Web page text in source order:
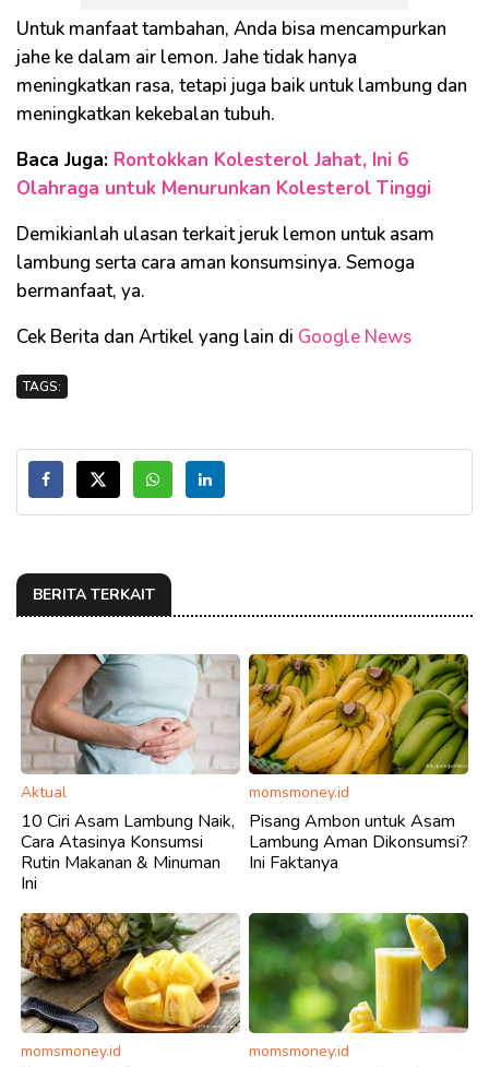
Untuk manfaat tambahan, Anda bisa mencampurkan
jahe ke dalam air lemon. Jahe tidak hanya
meningkatkan rasa, tetapi juga baik untuk lambung dan
meningkatkan kekebalan tubuh.
Baca Juga: Rontokkan Kolesterol Jahat, Ini 6
Olahraga untuk Menurunkan Kolesterol Tinggi
Demikianlah ulasan terkait jeruk lemon untuk asam
lambung serta cara aman konsumsinya. Semoga
bermanfaat, ya.
Cek Berita dan Artikel yang lain di Google News
TAGS:
BERITA TERKAIT
Aktual
10 Ciri Asam Lambung Naik,
Cara Atasinya Konsumsi
Rutin Makanan & Minuman
Ini
momsmoney.id
Pisang Ambon untuk Asam
Lambung Aman Dikonsumsi?
Ini Faktanya
momsmoney.id momsmoney.id